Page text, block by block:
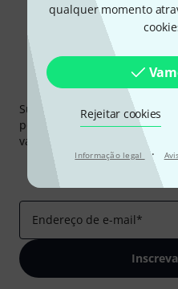
qualquer momento
Rejeitar cookies
Informação legal ·
Subscreva a Newsletter da
pouco de sorte você poderá
valor de
Contribuições
Endereço de e-mail*